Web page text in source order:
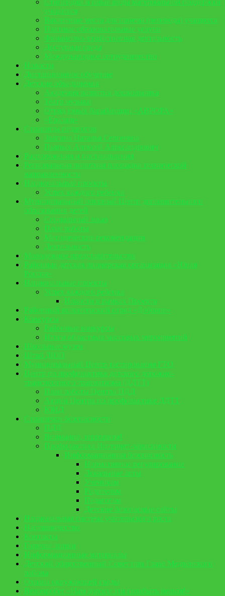
Стипендии и иные виды материальной поддержки
учащихся
Вакантные места для приема (перевода) учащихся
Платные образовательные услуги
Финансово-хозяйственная деятельность
Доступная среда
Международное сотрудничество
Новости
Дистанционное обучение
Детские объединения
Академия развития дошкольника
Театр музыки
Отряд юных барабанщиц «АВРОРА»
«Ералаш»
Страницы педагогов
Звягина Наталья Сергеевна
Пьяных Алексей Александрович
Распоряжения и постановления
Региональная пилотная площадка технической
направленности
Национальные проекты
Успех каждого ребенка
Муниципальный опорный Центр дополнительного
образования детей
Социальный заказ
План работы
Методические рекомендации
Деятельность
Молодежное представительство
Районная детская пионерская организация «Юная
Россия»
Национальные проекты
Успех каждого ребенка
Новости в рамках Проекта
Районный волонтерский отряд «Добряне»
Конкурсы
Районные конкурсы
Итоги областных массовых мероприятий
Школьные музеи
Штаб ДЮП
Муниципальный Центр тестирования ГТО
Центр по профилактике детского дорожно-
транспортного травматизма (ДДТТ)
План работы Центра ПДД
Акции Центра по профилактике ДДТТ
ЮИД
Странички безопасности
ПДД
Внимание, терроризм!
Профилактика Интернет-зависимости
Информационная безопасность
Нормативное регулирование
Локальные акты
Ученикам
Родителям
Педагогам
Детские безопасные сайты
Национальная система учительского роста
Наставничество
Контакты
Горячие линии
Информационные материалы
Детский общественный Совет при Главе Медвенского
района
Охрана окружающей среды
Велопробег «Нам дороги эти позабыть нельзя!»